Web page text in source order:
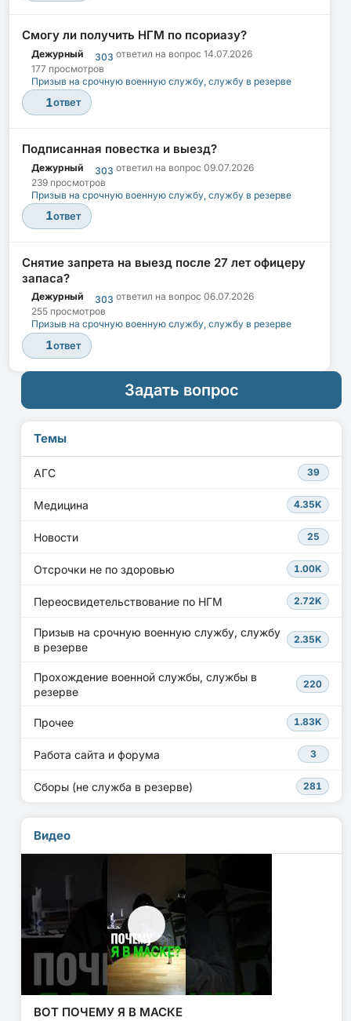
Смогу ли получить НГМ по псориазу?
Дежурный 303 ответил на вопрос 14.07.2026
177 просмотров
Призыв на срочную военную службу, службу в резерве
1ответ
Подписанная повестка и выезд?
Дежурный 303 ответил на вопрос 09.07.2026
239 просмотров
Призыв на срочную военную службу, службу в резерве
1ответ
Снятие запрета на выезд после 27 лет офицеру
запаса?
Дежурный 303 ответил на вопрос 06.07.2026
255 просмотров
Призыв на срочную военную службу, службу в резерве
1ответ
Задать вопрос
Темы
АГС 39
Медицина 4.35K
Новости 25
Отсрочки не по здоровью 1.00K
Переосвидетельствование по НГМ 2.72K
Призыв на срочную военную службу, службу
в резерве
2.35K
Прохождение военной службы, службы в
резерве
220
Прочее 1.83K
Работа сайта и форума 3
Сборы (не служба в резерве) 281
Видео
ВОТ ПОЧЕМУ Я В МАСКЕ